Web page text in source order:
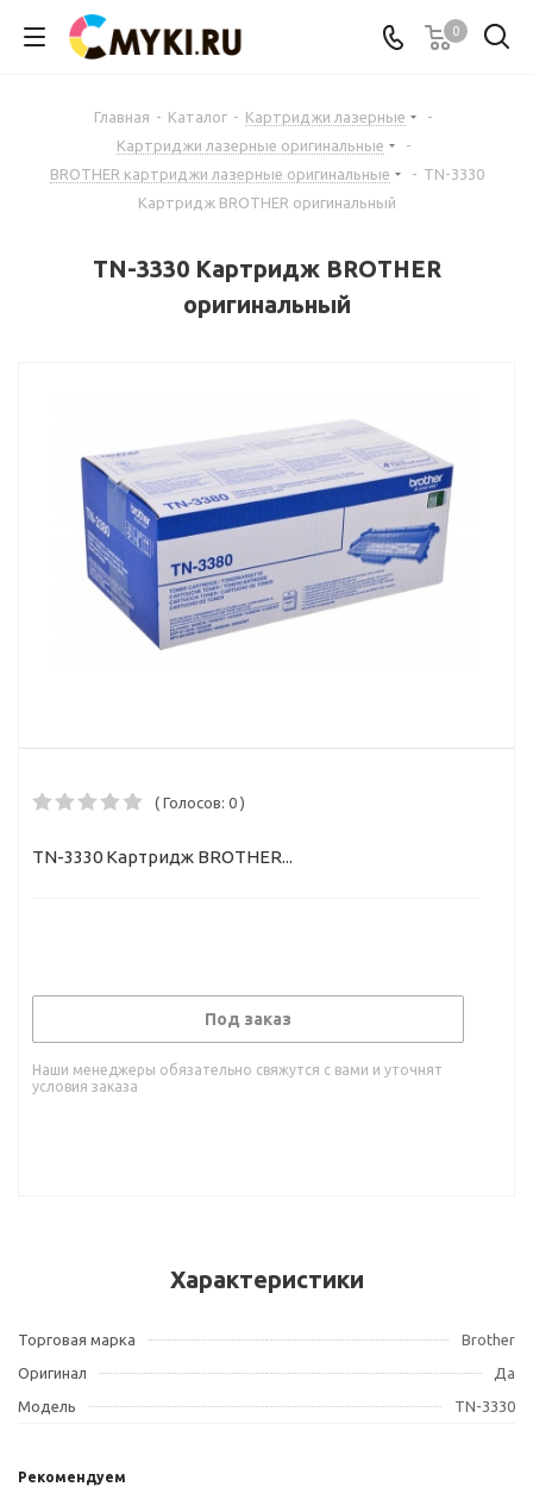
0
Главная - Каталог - Картриджи лазерные
-
Картриджи лазерные оригинальные
-
BROTHER картриджи лазерные оригинальные
- TN-3330
Картридж BROTHER оригинальный
TN-3330 Картридж BROTHER
оригинальный
( Голосов: 0 )
TN-3330 Картридж BROTHER...
Под заказ
Наши менеджеры обязательно свяжутся с вами и уточнят
условия заказа
Характеристики
Торговая марка
Brother
Оригинал
Да
Модель
TN-3330
Рекомендуем